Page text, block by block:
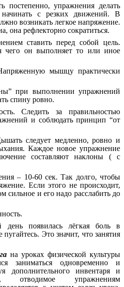
постепенно, упражнения делать
с резких движений. В
возникать легкое напряжение.
она рефлекторно сократиться.
ставить перед собой цель.
чего он выполняет то или иное
мышцу практически
при выполнении упражнений
спину ровно.
Следить за правильностью
и соблюдать принцип “от
следует медленно, ровно и
Каждое новое упражнение
составляют наклоны ( с
– 10-60 сек. Так долго, чтобы
Если этого не происходит,
сильное и его надо расслабить до
появилась лёгкая боль в
Это значит, что занятия
на уроках физической культуры
заниматься одновременно и
дополнительного инвентаря и
отводимое упражнениям